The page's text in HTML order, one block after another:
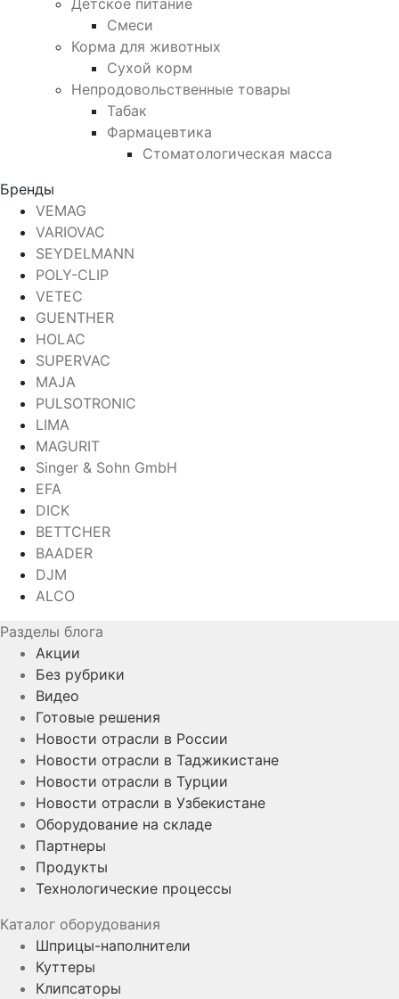
Смеси
Корма для животных
Сухой корм
Непродовольственные товары
Табак
Фармацевтика
Стоматологическая масса
Бренды
VEMAG
VARIOVAC
SEYDELMANN
POLY-CLIP
VETEC
GUENTHER
HOLAC
SUPERVAC
MAJA
PULSOTRONIC
LIMA
MAGURIT
Singer & Sohn GmbH
EFA
DICK
BETTCHER
BAADER
DJM
ALCO
Разделы блога
Акции
Без рубрики
Видео
Готовые решения
Новости отрасли в России
Новости отрасли в Таджикистане
Новости отрасли в Турции
Новости отрасли в Узбекистане
Оборудование на складе
Партнеры
Продукты
Технологические процессы
Каталог оборудования
Шприцы-наполнители
Куттеры
Клипсаторы